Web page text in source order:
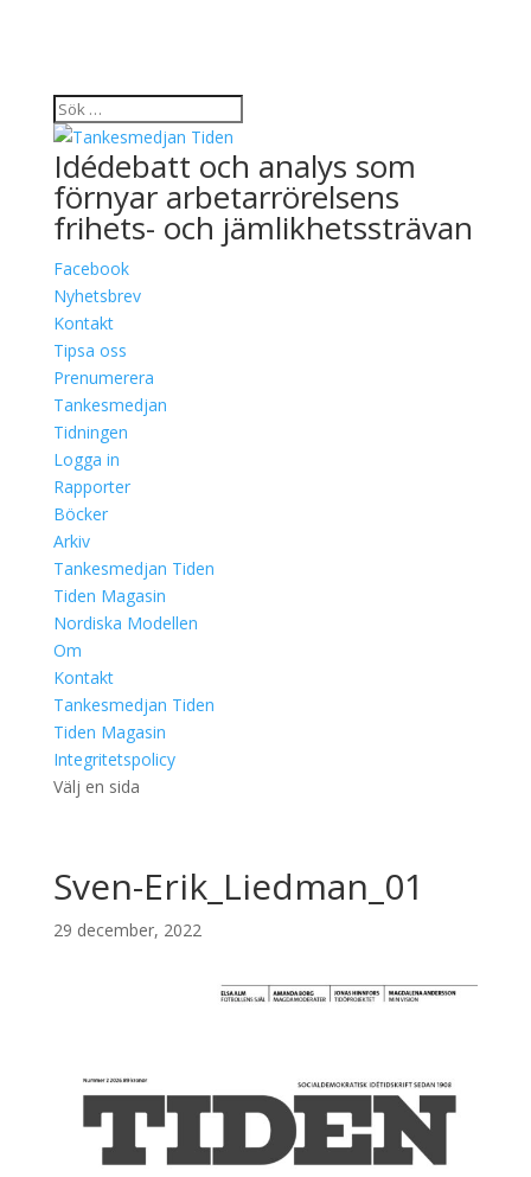
Idédebatt och analys som
förnyar arbetarrörelsens
frihets- och jämlikhetssträvan
Facebook
Nyhetsbrev
Kontakt
Tipsa oss
Prenumerera
Tankesmedjan
Tidningen
Logga in
Rapporter
Böcker
Arkiv
Tankesmedjan Tiden
Tiden Magasin
Nordiska Modellen
Om
Kontakt
Tankesmedjan Tiden
Tiden Magasin
Integritetspolicy
Välj en sida
Sven-Erik_Liedman_01
29 december, 2022